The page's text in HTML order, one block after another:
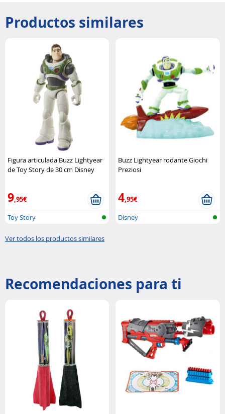
Productos similares
Figura articulada Buzz Lightyear
de Toy Story de 30 cm Disney
9,95€
Toy Story
Buzz Lightyear rodante Giochi
Preziosi
4,95€
Disney
Ver todos los productos similares
Recomendaciones para ti